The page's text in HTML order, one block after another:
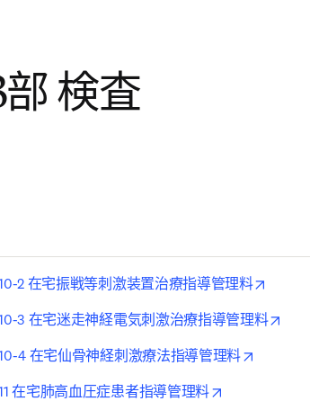
検査
tab/window
2 在宅振戦等刺激装置治療指導管理料
3 在宅迷走神経電気刺激治療指導管理料
4 在宅仙骨神経刺激療法指導管理料
在宅肺高血圧症患者指導管理料